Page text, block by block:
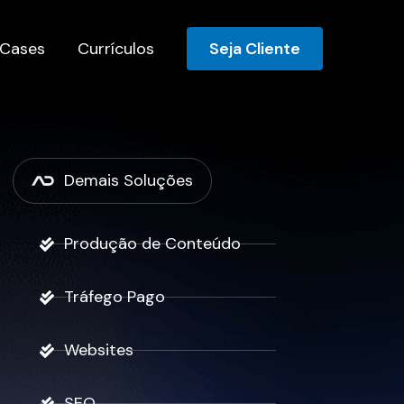
Cases Currículos Seja Cliente
Demais Soluções
Produção de Conteúdo
Tráfego Pago
Websites